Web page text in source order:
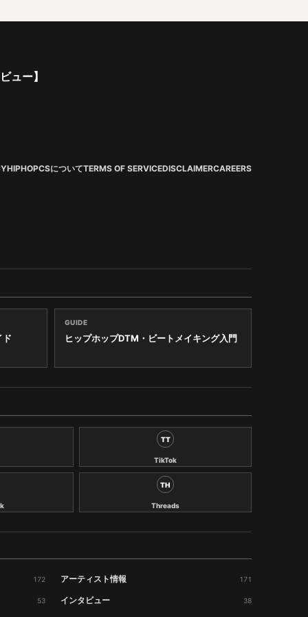
ュー】
HIPHOPCSについてTERMS OF SERVICEDISCLAIMERCAREERS
ド
GUIDE
ヒップホップDTM・ビートメイキング入門
TT
TikTok
TH
Threads
172 アーティスト情報 171
53 インタビュー 38